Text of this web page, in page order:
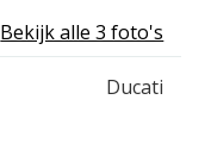
Bekijk alle 3 foto's
Ducati